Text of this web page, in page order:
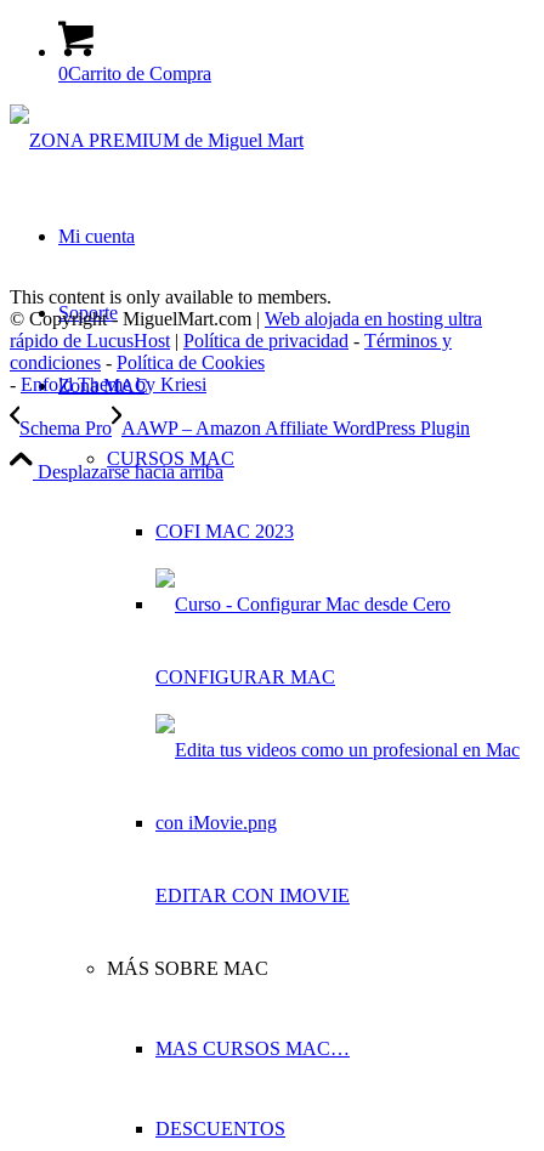
0Carrito de Compra
Mi cuenta
Soporte
Zona MAC
CURSOS MAC
COFI MAC 2023
CONFIGURAR MAC
EDITAR CON IMOVIE
MÁS SOBRE MAC
MAS CURSOS MAC…
DESCUENTOS
This content is only available to members.
© Copyright - MiguelMart.com | Web alojada en hosting ultra
rápido de LucusHost | Política de privacidad - Términos y
condiciones - Política de Cookies
- Enfold Theme by Kriesi
Schema Pro AAWP – Amazon Affiliate WordPress Plugin
Desplazarse hacia arriba